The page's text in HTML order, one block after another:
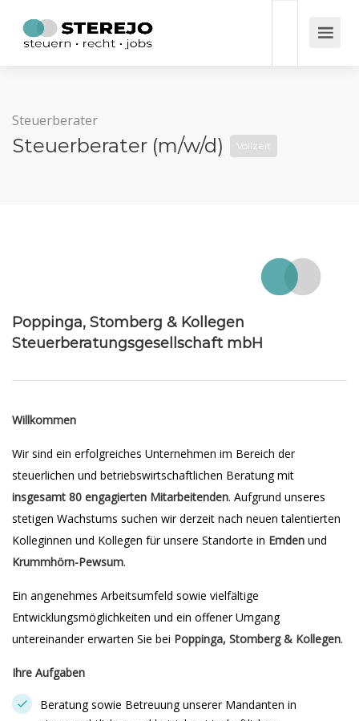
Steuerberater
Steuerberater (m/w/d) Vollzeit
Poppinga, Stomberg & Kollegen
Steuerberatungsgesellschaft mbH
Willkommen
Wir sind ein erfolgreiches Unternehmen im Bereich der
steuerlichen und betriebswirtschaftlichen Beratung mit
insgesamt 80 engagierten Mitarbeitenden. Aufgrund unseres
stetigen Wachstums suchen wir derzeit nach neuen talentierten
Kolleginnen und Kollegen für unsere Standorte in Emden und
Krummhörn-Pewsum.
Ein angenehmes Arbeitsumfeld sowie vielfältige
Entwicklungsmöglichkeiten und ein offener Umgang
untereinander erwarten Sie bei Poppinga, Stomberg & Kollegen.
Ihre Aufgaben
Beratung sowie Betreuung unserer Mandanten in